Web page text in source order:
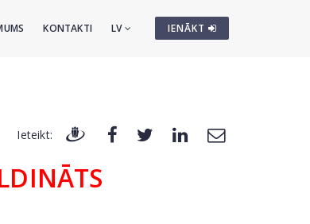
IENĀKT
KONTAKTI LV
Ieteikt: